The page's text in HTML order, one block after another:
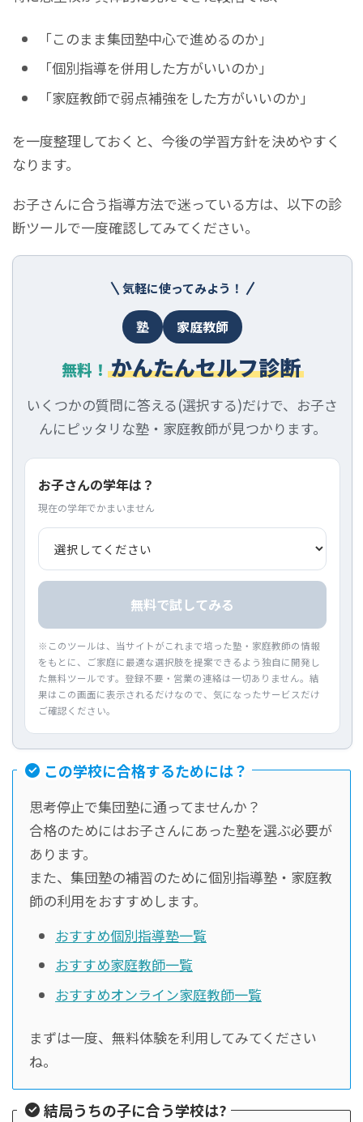
「このまま集団塾中心で進めるのか」
「個別指導を併用した方がいいのか」
「家庭教師で弱点補強をした方がいいのか」
を一度整理しておくと、今後の学習方針を決めやすく
なります。
お子さんに合う指導方法で迷っている方は、以下の診
断ツールで一度確認してみてください。
気軽に使ってみよう！
塾 家庭教師
無料！ かんたんセルフ診断
いくつかの質問に答える(選択する)だけで、お子さ
んにピッタリな塾・家庭教師が見つかります。
お子さんの学年は？
現在の学年でかまいません
無料で試してみる
※このツールは、当サイトがこれまで培った塾・家庭教師の情報
をもとに、ご家庭に最適な選択肢を提案できるよう独自に開発し
た無料ツールです。登録不要・営業の連絡は一切ありません。結
果はこの画面に表示されるだけなので、気になったサービスだけ
ご確認ください。
この学校に合格するためには？
思考停止で集団塾に通ってませんか？
合格のためにはお子さんにあった塾を選ぶ必要が
あります。
また、集団塾の補習のために個別指導塾・家庭教
師の利用をおすすめします。
おすすめ個別指導塾一覧
おすすめ家庭教師一覧
おすすめオンライン家庭教師一覧
まずは一度、無料体験を利用してみてください
ね。
結局うちの子に合う学校は?